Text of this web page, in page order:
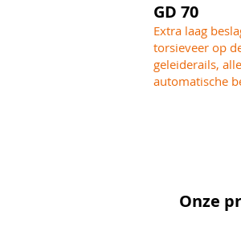
GD 70
Extra laag
torsieveer op
geleiderails,
automatische
Onze